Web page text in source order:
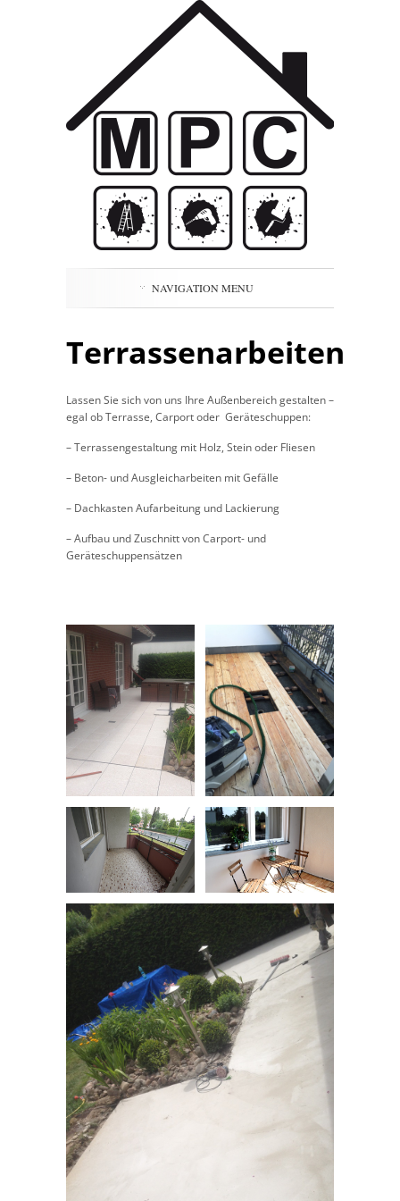
NAVIGATION MENU
Terrassenarbeiten
Lassen Sie sich von uns Ihre Außenbereich gestalten –
egal ob Terrasse, Carport oder Geräteschuppen:
– Terrassengestaltung mit Holz, Stein oder Fliesen
– Beton- und Ausgleicharbeiten mit Gefälle
– Dachkasten Aufarbeitung und Lackierung
– Aufbau und Zuschnitt von Carport- und
Geräteschuppensätzen